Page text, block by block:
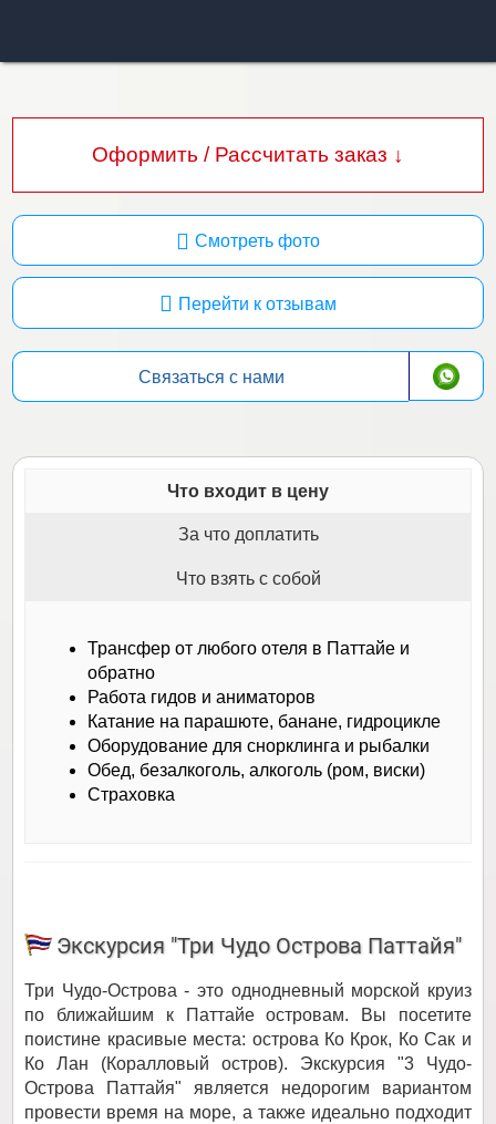
Оформить / Рассчитать заказ ↓
Смотреть фото
Перейти к отзывам
Связаться с нами
Что входит в цену
Трансфер от любого отеля в Паттайе и
обратно
Работа гидов и аниматоров
Катание на парашюте, банане, гидроцикле
Оборудование для снорклинга и рыбалки
Обед, безалкоголь, алкоголь (ром, виски)
Страховка
За что доплатить
Что взять с собой
Экскурсия "Три Чудо Острова Паттайя"
Три Чудо-Острова - это однодневный морской круиз
по ближайшим к Паттайе островам. Вы посетите
поистине красивые места: острова Ко Крок, Ко Сак и
Ко Лан (Коралловый остров). Экскурсия "3 Чудо-
Острова Паттайя" является недорогим вариантом
провести время на море, а также идеально подходит